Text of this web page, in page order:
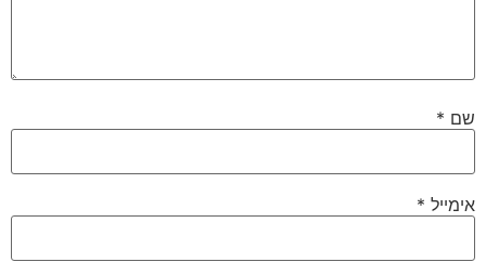
שם *
אימייל *